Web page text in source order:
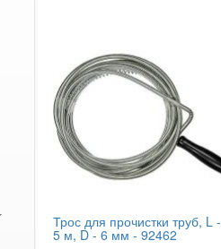
Трос для прочистки труб, L -
5 м, D - 6 мм - 92462